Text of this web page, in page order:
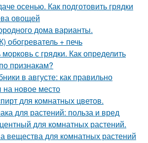
осенью. Как подготовить грядки
овощей
дома варианты.
+ печь
морковь с грядки. Как определить
признакам?
в августе: как правильно
на новое место
для комнатных цветов.
для растений: польза и вред
для комнатных растений.
вещества для комнатных растений